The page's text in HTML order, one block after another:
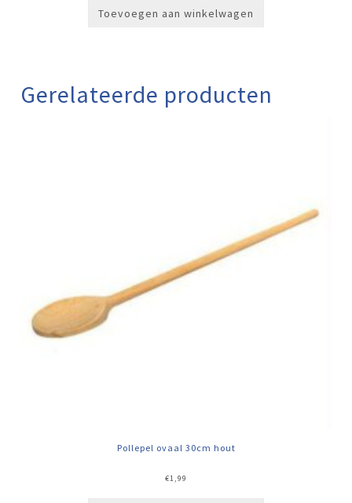
Toevoegen aan winkelwagen
Gerelateerde producten
Pollepel ovaal 30cm hout
€1,99